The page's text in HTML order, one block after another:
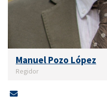
Manuel Pozo López
Regidor